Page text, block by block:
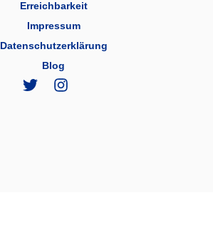
Erreichbarkeit
Impressum
Datenschutzerklärung
Blog